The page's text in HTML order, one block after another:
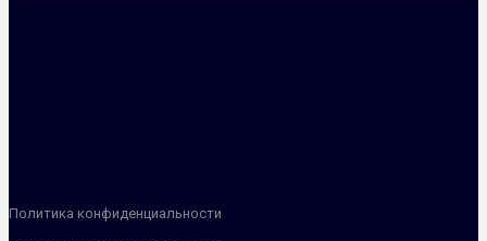
Политика конфиденциальности